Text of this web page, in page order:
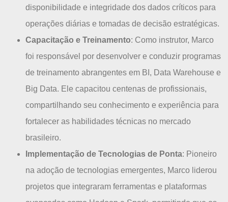
disponibilidade e integridade dos dados críticos para
operações diárias e tomadas de decisão estratégicas.
Capacitação e Treinamento: Como instrutor, Marco
foi responsável por desenvolver e conduzir programas
de treinamento abrangentes em BI, Data Warehouse e
Big Data. Ele capacitou centenas de profissionais,
compartilhando seu conhecimento e experiência para
fortalecer as habilidades técnicas no mercado
brasileiro.
Implementação de Tecnologias de Ponta: Pioneiro
na adoção de tecnologias emergentes, Marco liderou
projetos que integraram ferramentas e plataformas